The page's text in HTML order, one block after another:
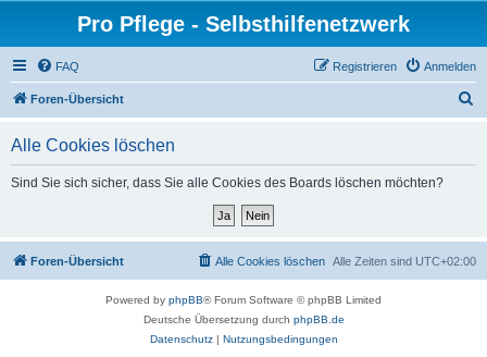
Pro Pflege - Selbsthilfenetzwerk
FAQ Anmelden
Registrieren
Foren-Übersicht
Alle Cookies löschen
Sind Sie sich sicher, dass Sie alle Cookies des Boards löschen möchten?
Foren-Übersicht Alle Zeiten sind UTC+02:00
Alle Cookies löschen
Powered by phpBB® Forum Software © phpBB Limited
Deutsche Übersetzung durch phpBB.de
Datenschutz| Nutzungsbedingungen